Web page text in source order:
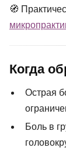
🧭
Когда
Острая
Боль в